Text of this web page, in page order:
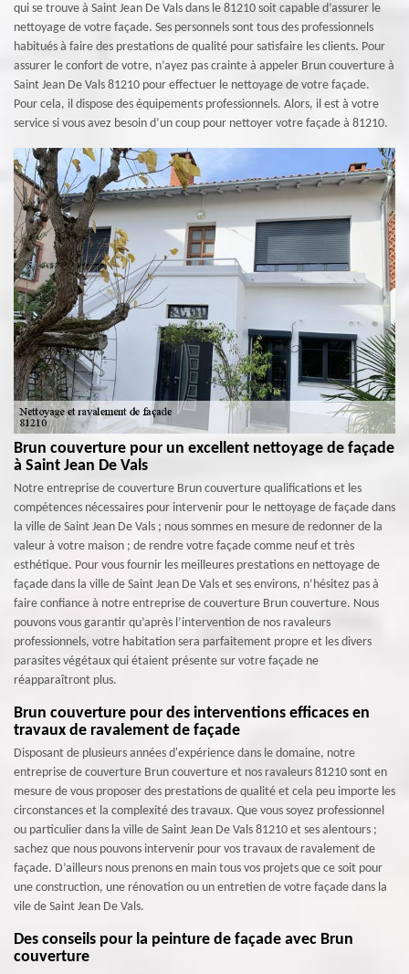
qui se trouve à Saint Jean De Vals dans le 81210 soit capable d’assurer le
nettoyage de votre façade. Ses personnels sont tous des professionnels
habitués à faire des prestations de qualité pour satisfaire les clients. Pour
assurer le confort de votre, n’ayez pas crainte à appeler Brun couverture à
Saint Jean De Vals 81210 pour effectuer le nettoyage de votre façade.
Pour cela, il dispose des équipements professionnels. Alors, il est à votre
service si vous avez besoin d’un coup pour nettoyer votre façade à 81210.
Brun couverture pour un excellent nettoyage de façade
à Saint Jean De Vals
Notre entreprise de couverture Brun couverture qualifications et les
compétences nécessaires pour intervenir pour le nettoyage de façade dans
la ville de Saint Jean De Vals ; nous sommes en mesure de redonner de la
valeur à votre maison ; de rendre votre façade comme neuf et très
esthétique. Pour vous fournir les meilleures prestations en nettoyage de
façade dans la ville de Saint Jean De Vals et ses environs, n’hésitez pas à
faire confiance à notre entreprise de couverture Brun couverture. Nous
pouvons vous garantir qu’après l’intervention de nos ravaleurs
professionnels, votre habitation sera parfaitement propre et les divers
parasites végétaux qui étaient présente sur votre façade ne
réapparaîtront plus.
Brun couverture pour des interventions efficaces en
travaux de ravalement de façade
Disposant de plusieurs années d'expérience dans le domaine, notre
entreprise de couverture Brun couverture et nos ravaleurs 81210 sont en
mesure de vous proposer des prestations de qualité et cela peu importe les
circonstances et la complexité des travaux. Que vous soyez professionnel
ou particulier dans la ville de Saint Jean De Vals 81210 et ses alentours ;
sachez que nous pouvons intervenir pour vos travaux de ravalement de
façade. D’ailleurs nous prenons en main tous vos projets que ce soit pour
une construction, une rénovation ou un entretien de votre façade dans la
vile de Saint Jean De Vals.
Des conseils pour la peinture de façade avec Brun
couverture